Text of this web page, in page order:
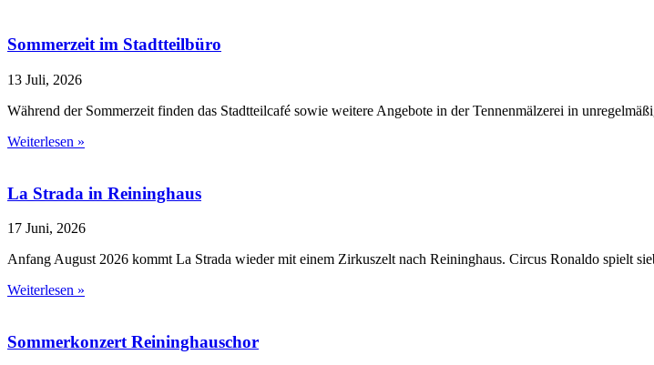
Sommerzeit im Stadtteilbüro
13 Juli, 2026
Während der Sommerzeit finden das Stadtteilcafé sowie weitere Angebote in der Tennenmälzerei in
Weiterlesen »
La Strada in Reininghaus
17 Juni, 2026
Anfang August 2026 kommt La Strada wieder mit einem Zirkuszelt nach Reininghaus. Circus Ronaldo spielt
Weiterlesen »
Sommerkonzert Reininghauschor